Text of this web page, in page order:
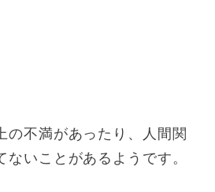
の不満があったり、人間関
ないことがあるようです。